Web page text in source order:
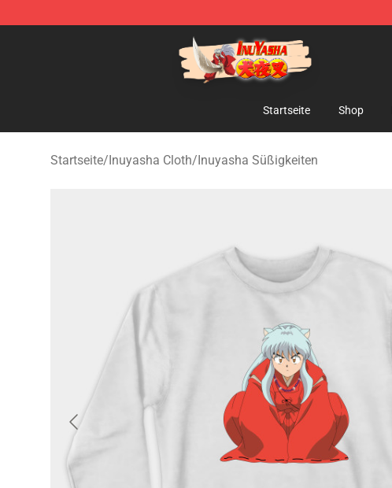
Inuyasha Store - Official Inuyasha Merchandise Shop
Startseite Shop
Startseite/Inuyasha Cloth/Inuyasha Süßigkeiten